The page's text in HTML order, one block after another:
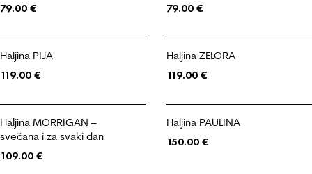
79.00 €
79.00 €
Haljina PIJA
119.00 €
Haljina ZELORA
119.00 €
Haljina MORRIGAN –
svečana i za svaki dan
109.00 €
Haljina PAULINA
150.00 €